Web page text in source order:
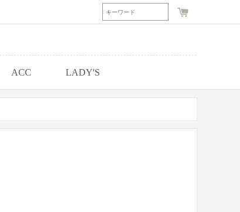
ACC LADY'S